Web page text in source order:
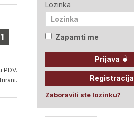
1
PDV.
Lozinka
Zapamti me
Prijava
Registracija
Zaboravili ste lozinku?